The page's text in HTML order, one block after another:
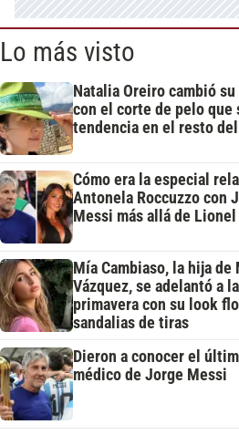
Lo más visto
Natalia Oreiro cambió
con el corte de pelo que
tendencia en el resto
Cómo era la especial
Antonela Roccuzzo con
Messi más allá de Lionel
Mía Cambiaso, la hija de
Vázquez, se adelantó a la
primavera con su look
sandalias de tiras
Dieron a conocer el
médico de Jorge Messi